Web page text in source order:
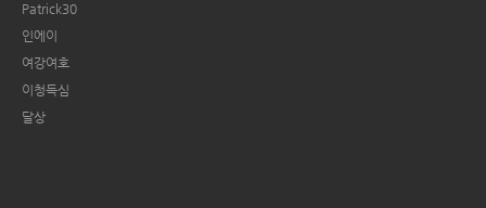
Patrick30
인에이
여강여호
이청득심
달상